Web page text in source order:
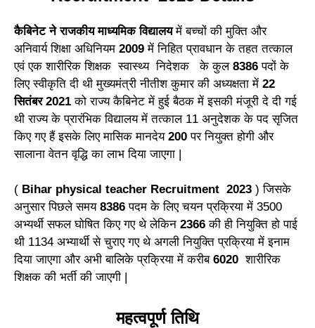
कैबिनेट ने राजकीय माध्यमिक विद्यालयमें बच्चों की मुक्ति और
अनिवार्य शिक्षा अधिनियम 2009में निहित प्रावधान के तहत तत्काल
एवं एक शारीरिक शिक्षक स्वास्थ्य निदेशक के कुल8386पदों के
लिए स्वीकृति दी थी मुख्यमंत्री नीतीश कुमार की अध्यक्षता में 22
सितंबर 2021को राज्य कैबिनेट में हुई बैठक में इसकी मंजूरी दे दी गई
थी राज्य के प्रारंभिक विद्यालय में तत्काल 11 अनुदेशक के पद सृजित
किए गए हैं इसके लिए मासिक मानदेय200पर नियुक्त होगी और
सालाना वेतन वृद्धि का लाभ दिया जाएगा |
( Bihar physical teacher Recruitment 2023 ) जिसके
अनुसार पिछले समय 8386 पदम के लिए चयन प्रक्रिया में 3500
अभ्यर्थी सफल घोषित किए गए थे लेकिन 2366 की ही नियुक्ति हो पाई
थी 1134 अभ्यार्थी से चुराए गए थे अगली नियुक्ति प्रक्रिया में इनाम
दिया जाएगा और अभी बालिके प्रक्रिया में करीब6020शारीरिक
शिक्षक की भर्ती की जाएगी |
महत्वपूर्ण तिथि